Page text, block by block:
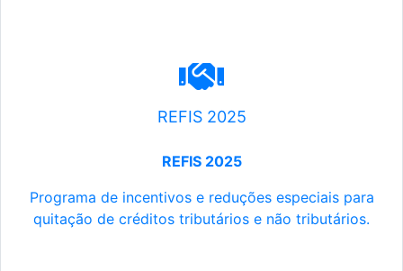
REFIS 2025
REFIS 2025
Programa de incentivos e reduções especiais para
quitação de créditos tributários e não tributários.